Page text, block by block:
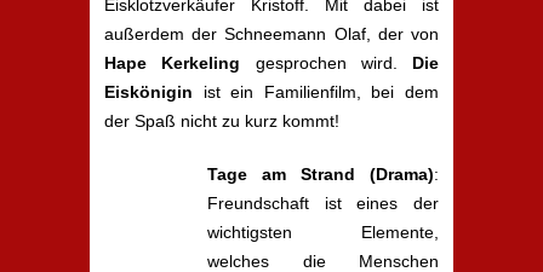
Eisklotzverkäufer Kristoff. Mit dabei ist
außerdem der Schneemann Olaf, der von
Hape Kerkeling gesprochen wird. Die
Eiskönigin ist ein Familienfilm, bei dem
der Spaß nicht zu kurz kommt!
Tage am Strand (Drama):
Freundschaft ist eines der
wichtigsten Elemente,
welches die Menschen